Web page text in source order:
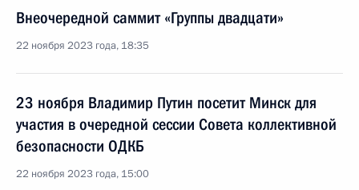
Внеочередной саммит «Группы двадцати»
22 ноября 2023 года, 18:35
23 ноября Владимир Путин посетит Минск для
участия в очередной сессии Совета коллективной
безопасности ОДКБ
22 ноября 2023 года, 15:00